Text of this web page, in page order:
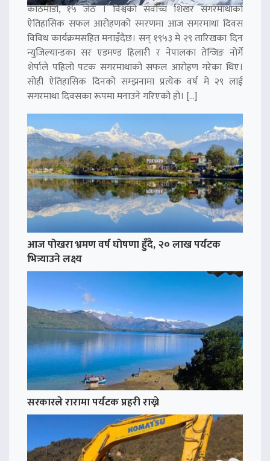
काठमाडौं, १५ जेठ । विश्वको सर्वोच्च शिखर सगरमाथाको
ऐतिहासिक सफल आरोहणको स्मरणमा आज सगरमाथा दिवस
विविध कार्यक्रमसहित मनाइँदैछ। सन् १९५३ मे २९ तारिखका दिन
न्युजिल्यान्डका सर एडमण्ड हिलारी र नेपालका तेन्जिङ नोर्गे
शेर्पाले पहिलो पटक सगरमाथाको सफल आरोहण गरेका थिए।
सोही ऐतिहासिक दिनको सम्झनामा प्रत्येक वर्ष मे २९ लाई
सगरमाथा दिवसका रूपमा मनाउने गरिएको हो। […]
आज पोखरा भ्रमण वर्ष घोषणा हुँदै, २० लाख पर्यटक
भित्र्याउने लक्ष्य
सरकारले रारामा पर्यटक प्रहरी राख्ने